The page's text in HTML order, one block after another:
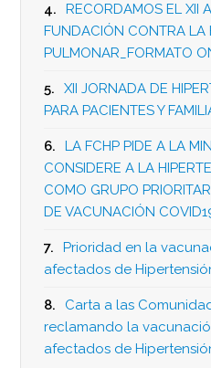
4.
RECORDAMOS EL XII
FUNDACIÓN CONTRA LA
PULMONAR_FORMATO
5.
XII JORNADA DE
PARA PACIENTES Y
6.
LA FCHP PIDE A LA
CONSIDERE A LA
COMO GRUPO
DE VACUNACIÓN
7.
Prioridad en la
afectados de
8.
Carta a las
reclamando la
afectados de